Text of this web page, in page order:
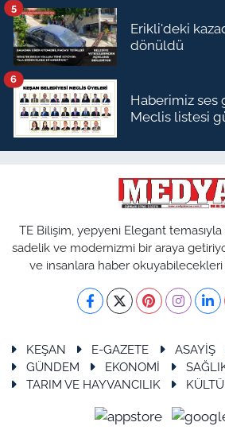
Erikli'deki
dönüldü
5
Haberimiz ses
Meclis listesi
6
TE Bilişim, yepyeni Elegant
sadelik ve modernizmi bir araya
ve insanlara haber okuyabilecekleri
KEŞAN E-GAZETE ASAYİŞ
GÜNDEM
EKONOMİ
TARIM VE HAYVANCILIK